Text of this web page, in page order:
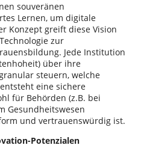
souveränen
Lernen, um digitale
Konzept greift diese Vision
zur
Jede Institution
über ihre
steuern, welche
eine sichere
für Behörden (z.B. bei
Gesundheitswesen
und vertrauenswürdig ist.
Potenzialen